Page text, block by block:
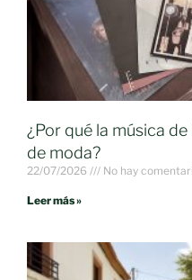
¿Por qué la música
de moda?
22/07/2026 No hay
Leer más »